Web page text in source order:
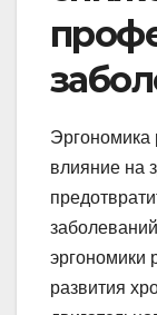
Эргономика
влияние на
эргономики
развития